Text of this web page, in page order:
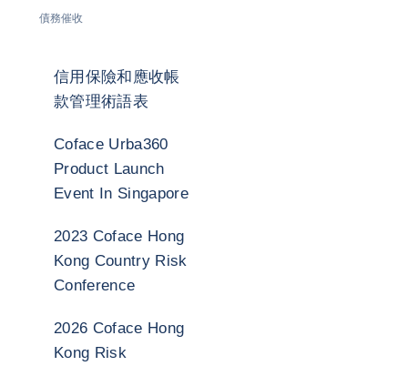
債務催收
信用保險和應收帳
款管理術語表
Coface Urba360
Product Launch
Event In Singapore
2023 Coface Hong
Kong Country Risk
Conference
2026 Coface Hong
Kong Risk